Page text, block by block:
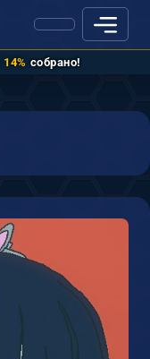
14% собрано!